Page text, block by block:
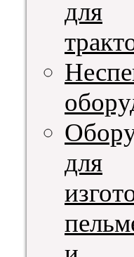
для
для